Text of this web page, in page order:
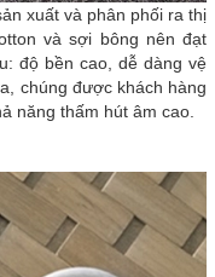
xuất và phân phối ra thị
và sợi bông nên đạt
độ bền cao, dễ dàng vệ
chúng được khách hàng
năng thấm hút âm cao.